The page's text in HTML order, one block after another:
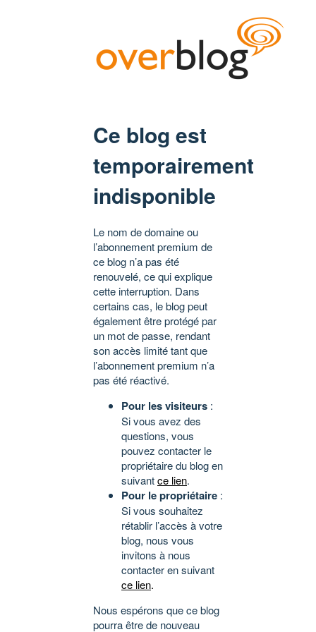
Ce blog est
temporairement
indisponible
Le nom de domaine ou
l’abonnement premium de
ce blog n’a pas été
renouvelé, ce qui explique
cette interruption. Dans
certains cas, le blog peut
également être protégé par
un mot de passe, rendant
son accès limité tant que
l’abonnement premium n’a
pas été réactivé.
Pour les visiteurs :
Si vous avez des
questions, vous
pouvez contacter le
propriétaire du blog en
suivantce lien.
Pour le propriétaire :
Si vous souhaitez
rétablir l’accès à votre
blog, nous vous
invitons à nous
contacter en suivant
ce lien.
Nous espérons que ce blog
pourra être de nouveau